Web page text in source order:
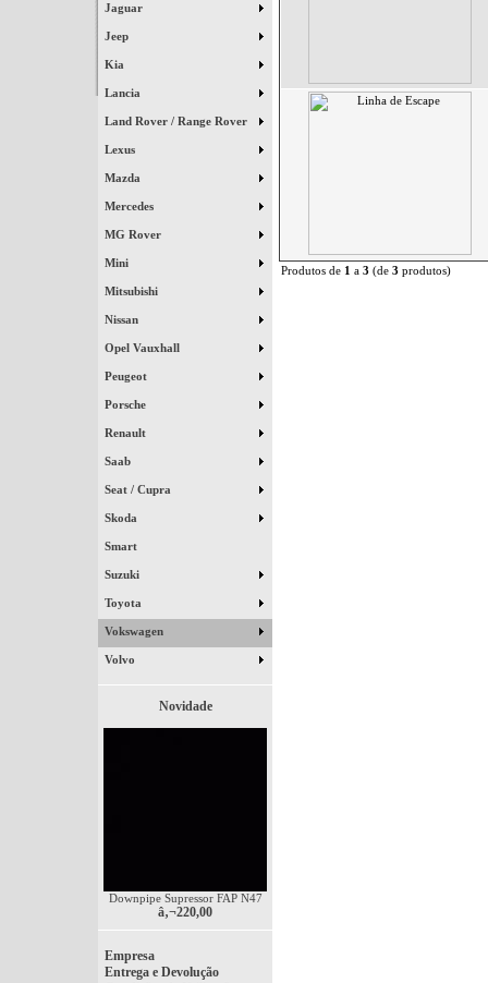
Jaguar
Jeep
Kia
Lancia
Land Rover / Range Rover
Lexus
Mazda
Mercedes
MG Rover
Mini
Mitsubishi
Nissan
Opel Vauxhall
Peugeot
Porsche
Renault
Saab
Seat / Cupra
Skoda
Smart
Suzuki
Toyota
Vokswagen
Volvo
Novidade
Downpipe Supressor FAP N47
â‚¬220,00
Empresa
Entrega e Devolução
Produtos de 1 a 3 (de 3 produtos)